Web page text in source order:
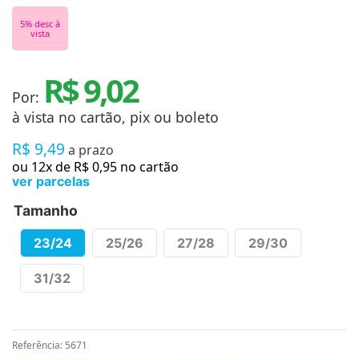
5% desc à
vista
Por: R$ 9,02
à vista no cartão, pix ou boleto
R$ 9,49 a prazo
ou 12x de R$0,95 no cartão
ver parcelas
Tamanho
23/24 25/26 27/28 29/30
31/32
Referência: 5671